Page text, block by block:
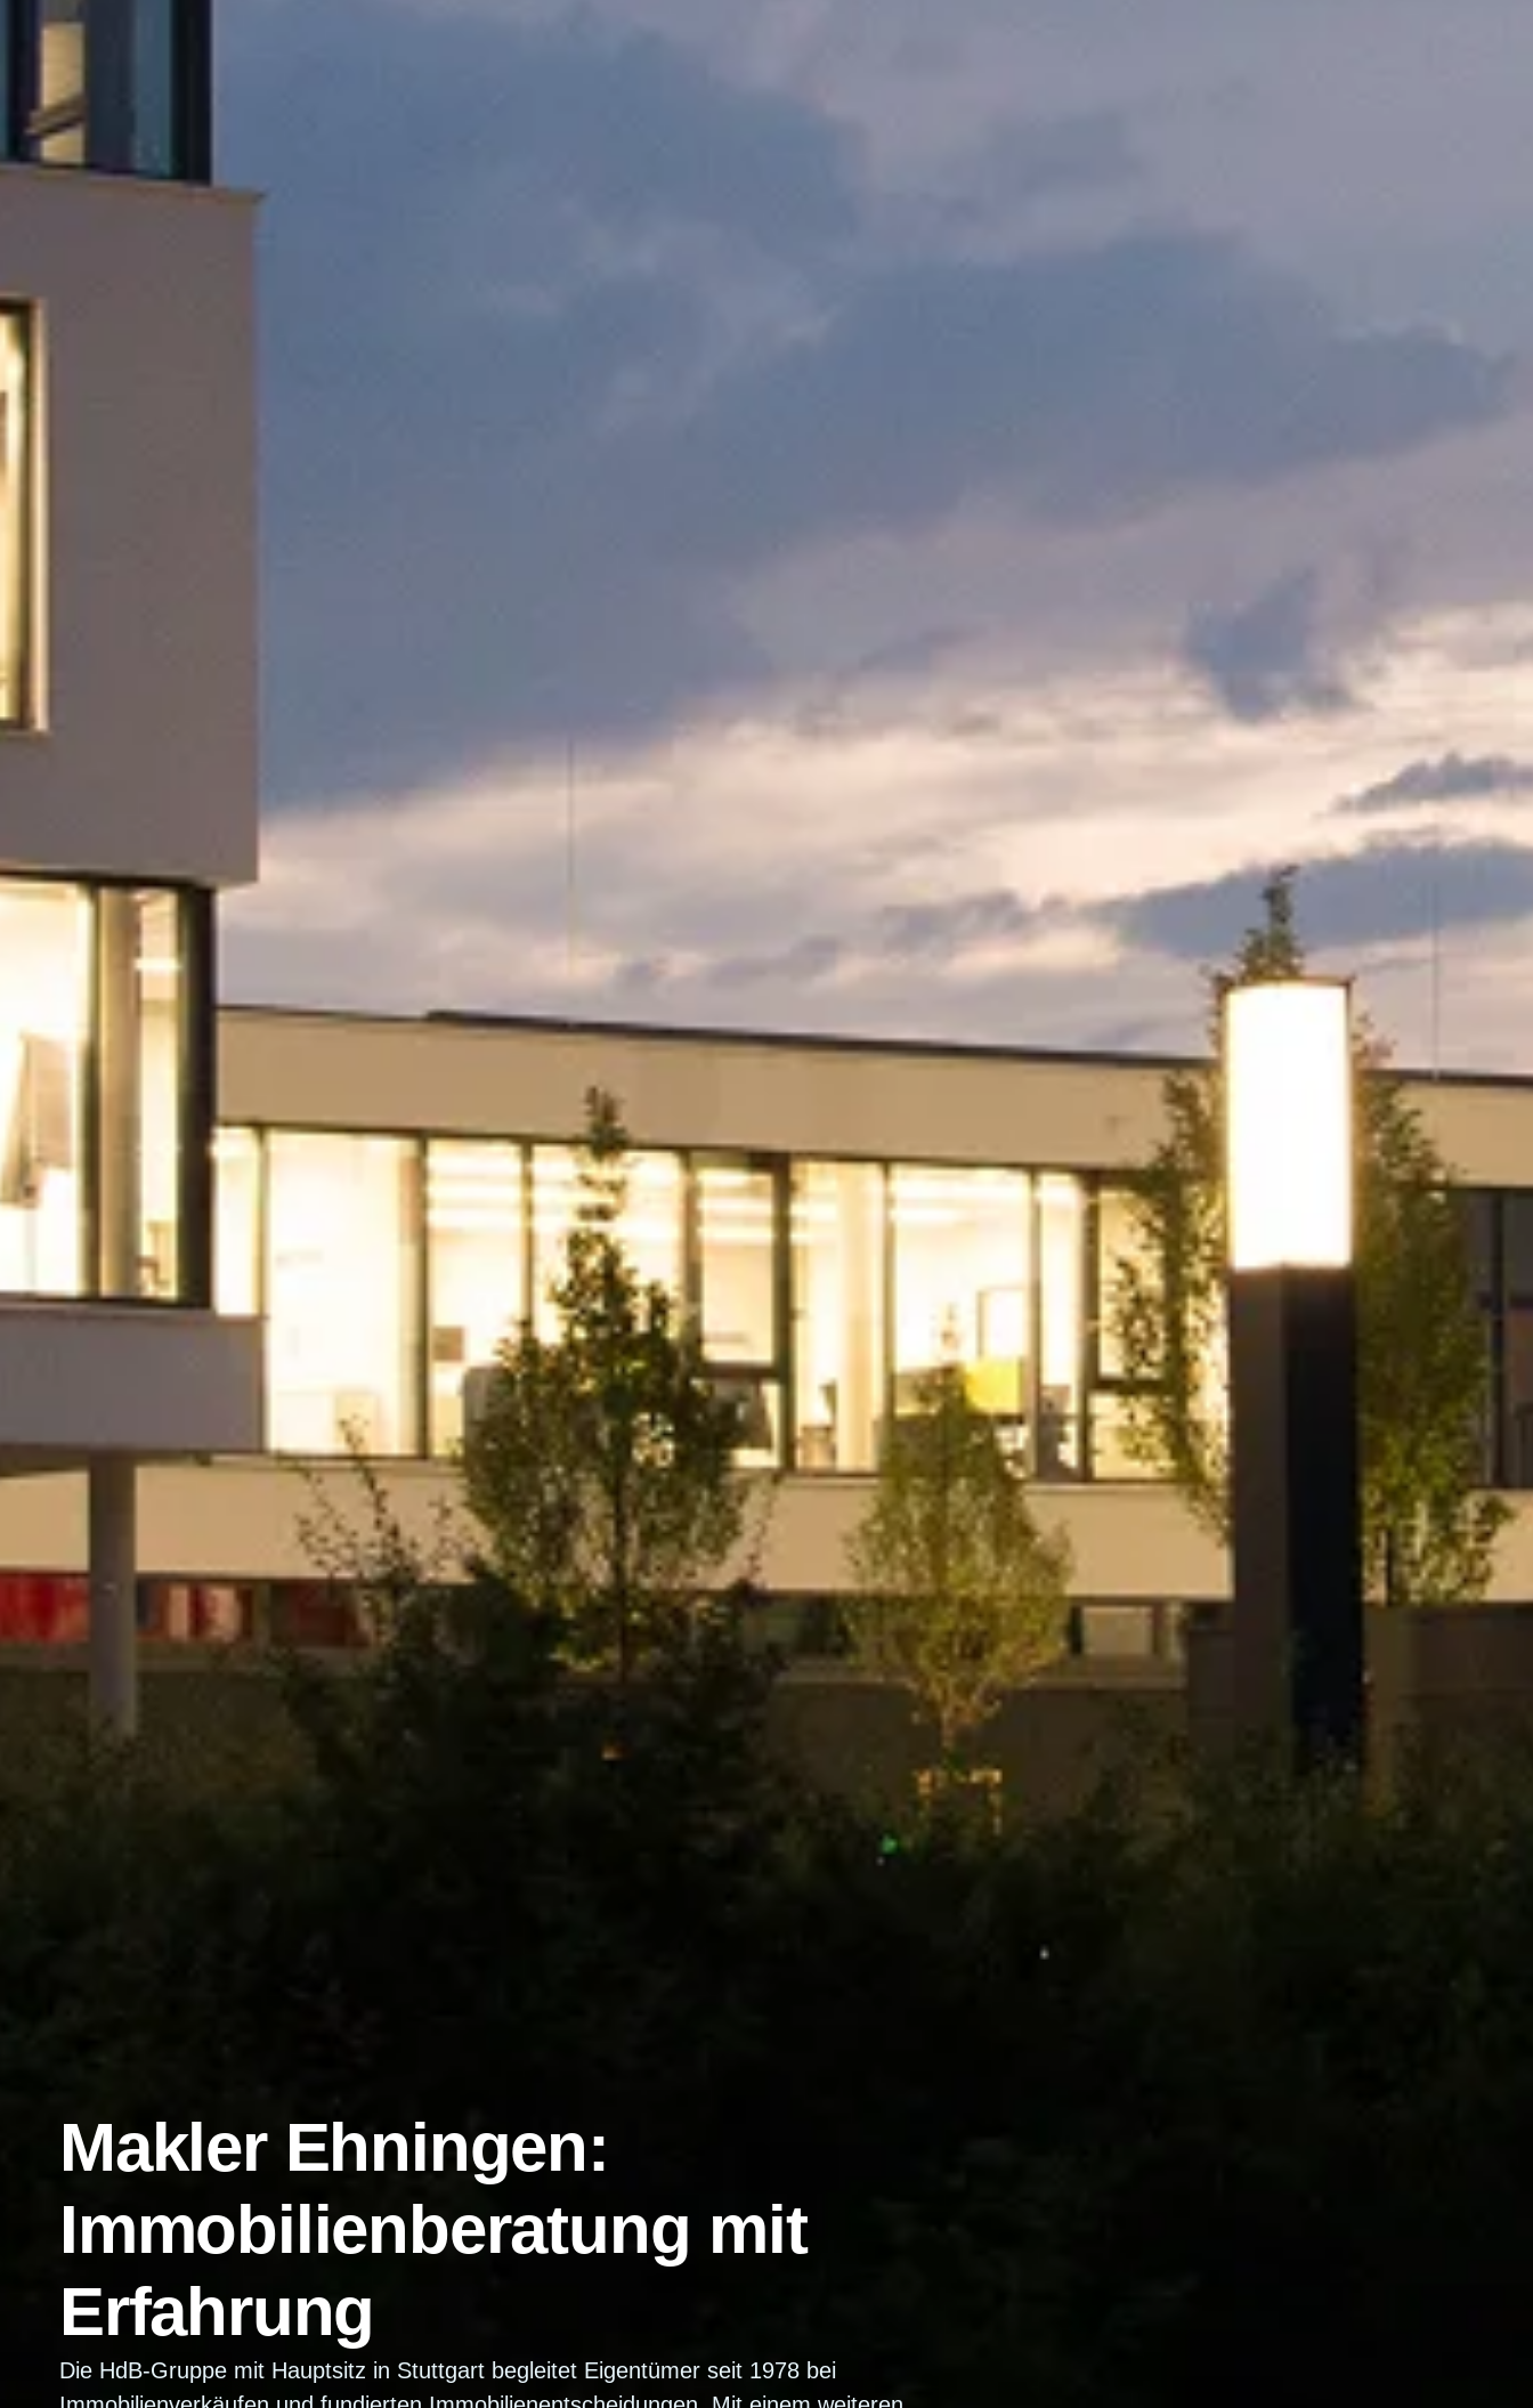
Makler Ehningen:
Immobilienberatung mit
Erfahrung
Die HdB-Gruppe mit Hauptsitz in Stuttgart begleitet Eigentümer seit 1978 bei